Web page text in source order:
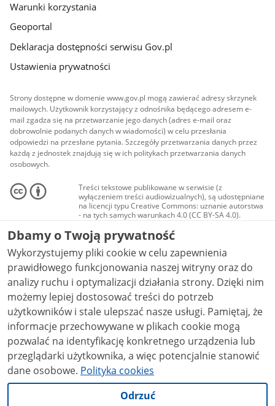
Warunki korzystania
Geoportal
Deklaracja dostępności serwisu Gov.pl
Ustawienia prywatności
Strony dostępne w domenie www.gov.pl mogą zawierać adresy skrzynek
mailowych. Użytkownik korzystający z odnośnika będącego adresem e-
mail zgadza się na przetwarzanie jego danych (adres e-mail oraz
dobrowolnie podanych danych w wiadomości) w celu przesłania
odpowiedzi na przesłane pytania. Szczegóły przetwarzania danych przez
każdą z jednostek znajdują się w ich politykach przetwarzania danych
osobowych.
Treści tekstowe publikowane w serwisie (z
wyłączeniem treści audiowizualnych), są udostępniane
na licencji typu Creative Commons: uznanie autorstwa
- na tych samych warunkach 4.0 (CC BY-SA 4.0).
Materiały audiowizualne, w tym zdjęcia, materiały
audio i wideo, są udostępniane na licencji typu
Creative Commons: uznanie autorstwa użycie
niekomercyjne - bez utworów zależnych 4.0 (CC BY-
NC-ND 4.0), o ile nie jest to stwierdzone inaczej.
Dbamy o Twoją prywatność
Wykorzystujemy pliki cookie w celu zapewnienia
prawidłowego funkcjonowania naszej witryny oraz do
analizy ruchu i optymalizacji działania strony. Dzięki nim
możemy lepiej dostosować treści do potrzeb
użytkowników i stale ulepszać nasze usługi. Pamiętaj, że
informacje przechowywane w plikach cookie mogą
pozwalać na identyfikację konkretnego urządzenia lub
przeglądarki użytkownika, a więc potencjalnie stanowić
dane osobowe. Polityka cookies
Odrzuć